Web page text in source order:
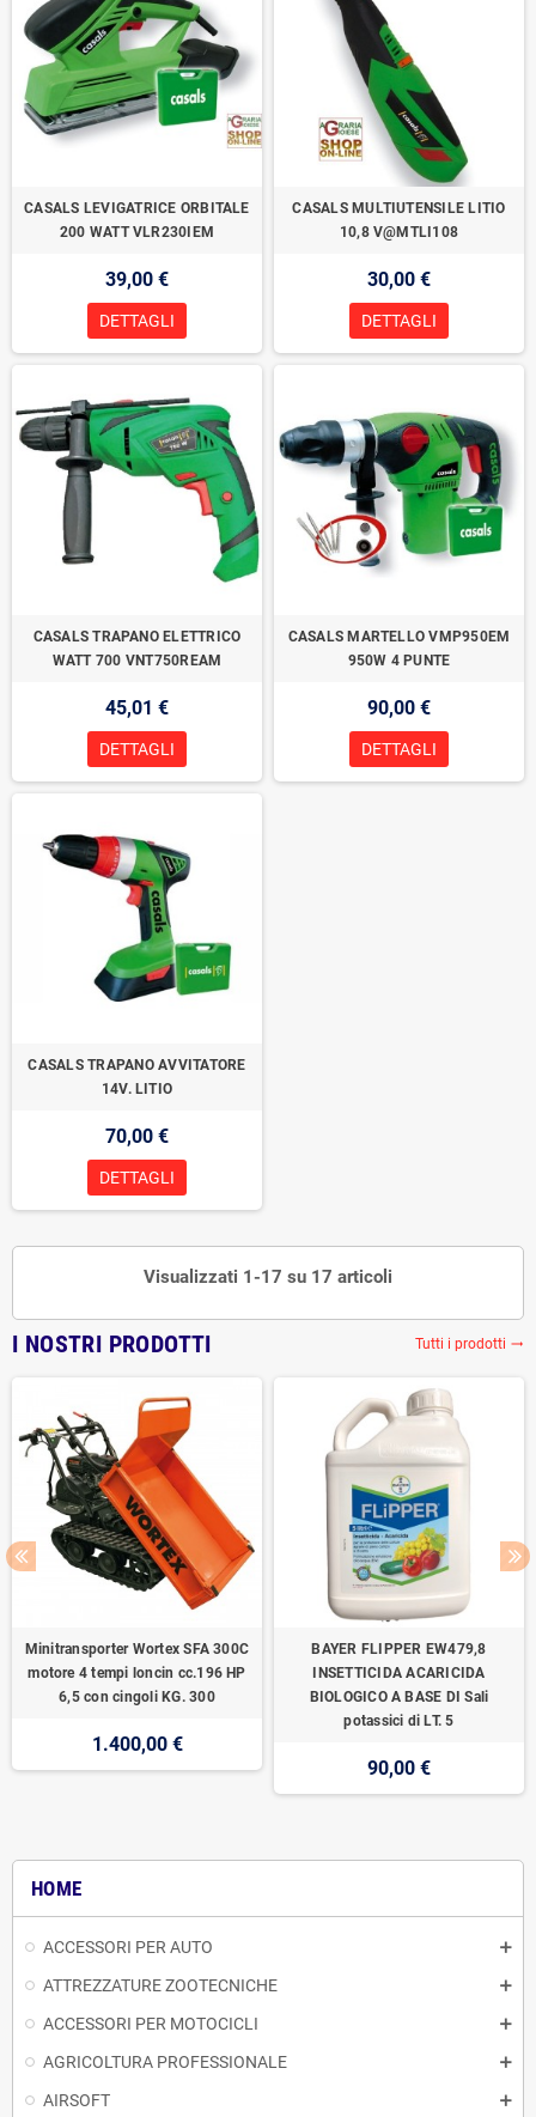
HOME
ACCESSORI PER AUTO
ATTREZZATURE ZOOTECNICHE
ACCESSORI PER MOTOCICLI
AGRICOLTURA PROFESSIONALE
AIRSOFT
CASALS LEVIGATRICE ORBITALE
200 WATT VLR230IEM
39,00 €
DETTAGLI
CASALS MULTIUTENSILE LITIO
10,8 V@MTLI108
30,00 €
DETTAGLI
CASALS TRAPANO ELETTRICO
WATT 700 VNT750REAM
45,01 €
DETTAGLI
CASALS MARTELLO VMP950EM
950W 4 PUNTE
90,00 €
DETTAGLI
CASALS TRAPANO AVVITATORE
14V. LITIO
70,00 €
DETTAGLI
Visualizzati 1-17 su 17 articoli
I NOSTRI PRODOTTI Tutti i prodotti trending_flat
Minitransporter Wortex SFA 300C
motore 4 tempi loncin cc.196 HP
6,5 con cingoli KG. 300
1.400,00 €
BAYER FLIPPER EW479,8
INSETTICIDA ACARICIDA
BIOLOGICO A BASE DI Sali
potassici di LT. 5
90,00 €